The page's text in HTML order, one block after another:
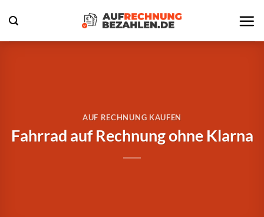
Inhalt
springen
AUF RECHNUNG KAUFEN
Fahrrad auf Rechnung ohne Klarna